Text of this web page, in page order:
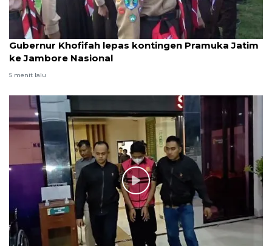
Gubernur Khofifah lepas kontingen Pramuka Jatim
ke Jambore Nasional
5 menit lalu